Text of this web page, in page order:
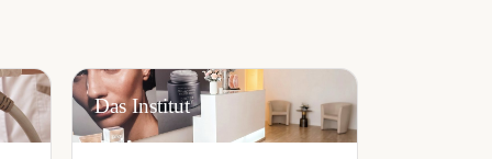
Das Institut